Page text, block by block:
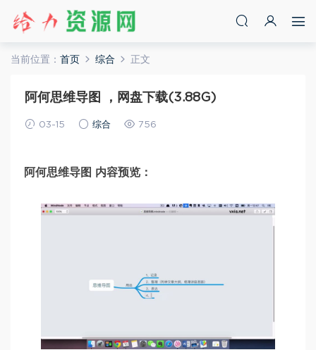
当前位置： 首页 综合 正文
阿何思维导图 ，网盘下载(3.88G)
03-15 综合 756
阿何思维导图 内容预览：